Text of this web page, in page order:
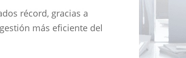
récord, gracias a
más eficiente del